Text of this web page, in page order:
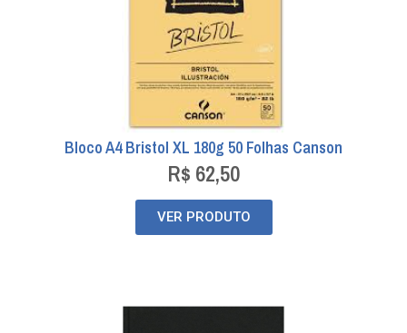
Bloco A4 Bristol XL 180g 50 Folhas Canson
R$ 62,50
VER PRODUTO